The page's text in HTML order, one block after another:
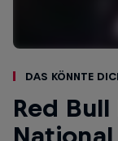
Das könnte
Red